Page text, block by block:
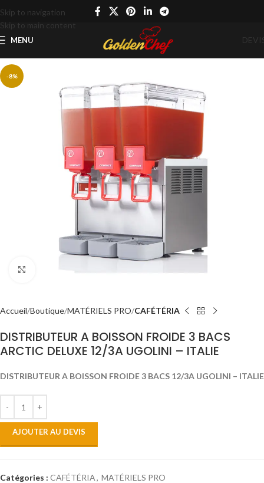
Skip to navigation
Skip to main content
MENU
-8%
Accueil Boutique MATÉRIELS PRO CAFÉTÉRIA
DISTRIBUTEUR A BOISSON FROIDE 3 BACS
ARCTIC DELUXE 12/3A UGOLINI – ITALIE
DISTRIBUTEUR A BOISSON FROIDE 3 BACS 12/3A UGOLINI – ITALIE
AJOUTER AU DEVIS
Catégories : CAFÉTÉRIA, MATÉRIELS PRO